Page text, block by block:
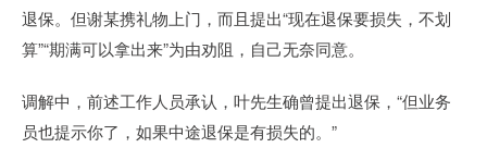
退保。但谢某携礼物上门，而且提出“现在退保要损失，不划
算”“期满可以拿出来”为由劝阻，自己无奈同意。
调解中，前述工作人员承认，叶先生确曾提出退保，“但业务
员也提示你了，如果中途退保是有损失的。”